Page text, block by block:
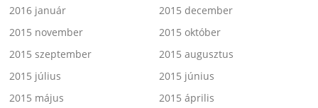
2016 január
2015 december
2015 november
2015 október
2015 szeptember
2015 augusztus
2015 július
2015 június
2015 május
2015 április